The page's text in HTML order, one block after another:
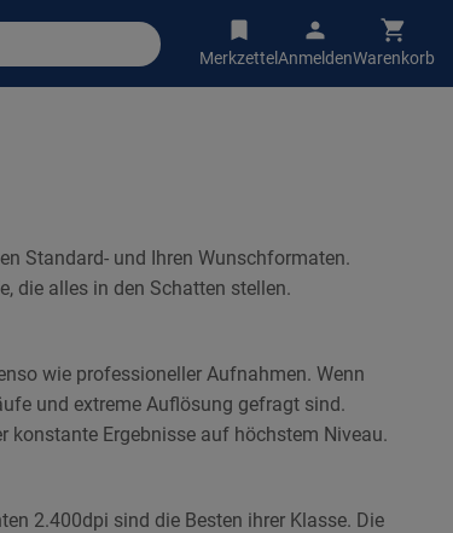
MerkzettelAnmeldenWarenkorb
Standard- und Ihren Wunschformaten.
die alles in den Schatten stellen.
wie professioneller Aufnahmen. Wenn
und extreme Auflösung gefragt sind.
konstante Ergebnisse auf höchstem Niveau.
2.400dpi sind die Besten ihrer Klasse. Die